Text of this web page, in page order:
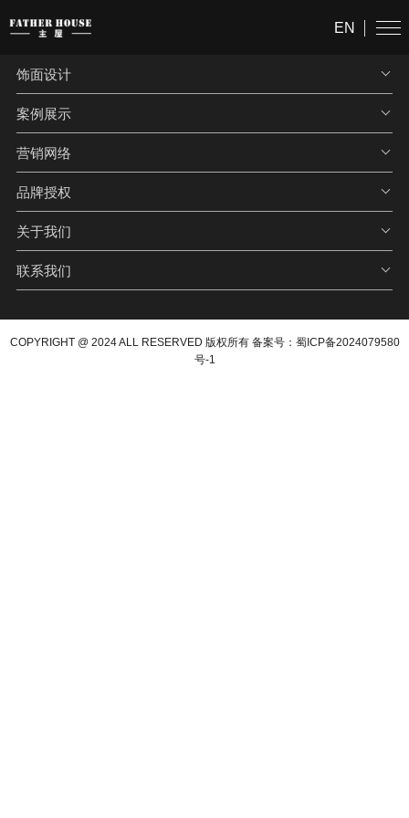
EN
饰面设计
案例展示
营销网络
品牌授权
关于我们
联系我们
COPYRIGHT @ 2024 ALL RESERVED 版权所有 备案号： 蜀ICP备2024079580
号-1